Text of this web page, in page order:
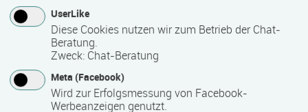
Teilnahmegebühr
Hinweis des Datenbankbetreibers: Bitte erfragen Sie beim
Anbieter eventuell auftretende Nebenkosten!
UserLike
Diese Cookies nutzen wir zum Betrieb der Chat-
Beratung.
Zweck: Chat-Beratung
Meta (Facebook)
Wird zur Erfolgsmessung von Facebook-
Werbeanzeigen genutzt.